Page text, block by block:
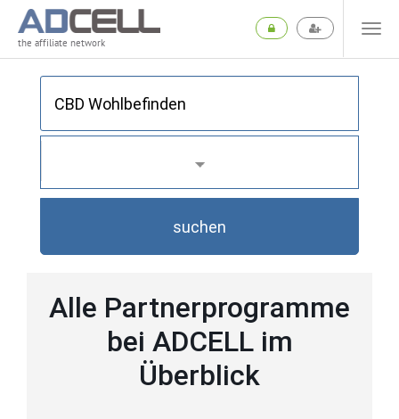
the affiliate network
suchen
Alle Partnerprogramme
bei ADCELL im
Überblick